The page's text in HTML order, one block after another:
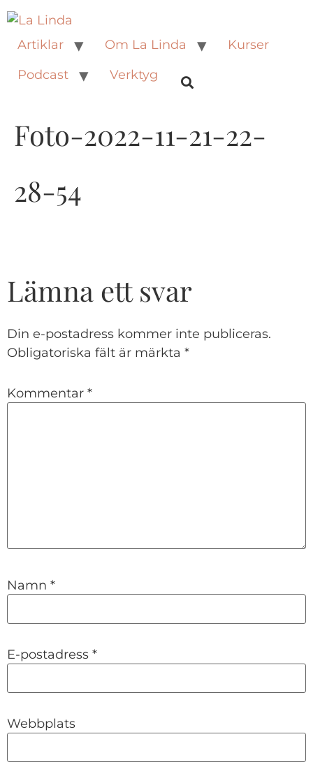
Artiklar Om La Linda
Kurser
Podcast
Verktyg
Foto-2022-11-21-22-
28-54
Lämna ett svar
Din e-postadress kommer inte publiceras.
Obligatoriska fält är märkta *
Kommentar *
Namn *
E-postadress *
Webbplats